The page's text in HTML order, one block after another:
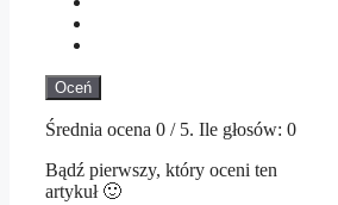
Oceń
Średnia ocena 0 / 5. Ile głosów: 0
Bądź pierwszy, który oceni ten
artykuł 🙂